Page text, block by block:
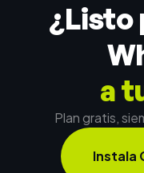
¿Listo
a
Plan gratis,
Instala